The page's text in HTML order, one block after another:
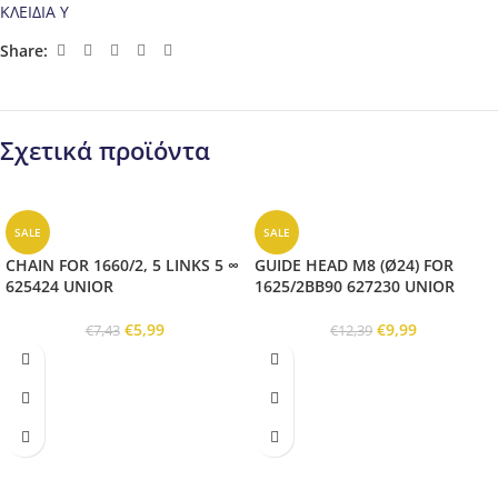
ΚΛΕΙΔΙΑ Υ
Share:
Σχετικά προϊόντα
SALE
CHAIN FOR 1660/2, 5 LINKS 5 ∞
625424 UNIOR
€7,43 €5,99
SALE
GUIDE HEAD M8 (Ø24) FOR
1625/2BB90 627230 UNIOR
€12,39 €9,99